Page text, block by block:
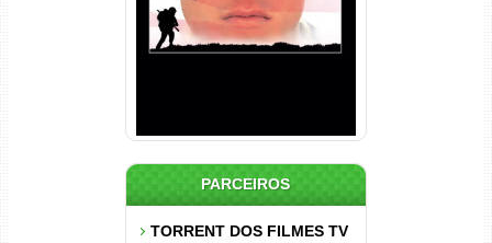
PARCEIROS
TORRENT DOS FILMES TV